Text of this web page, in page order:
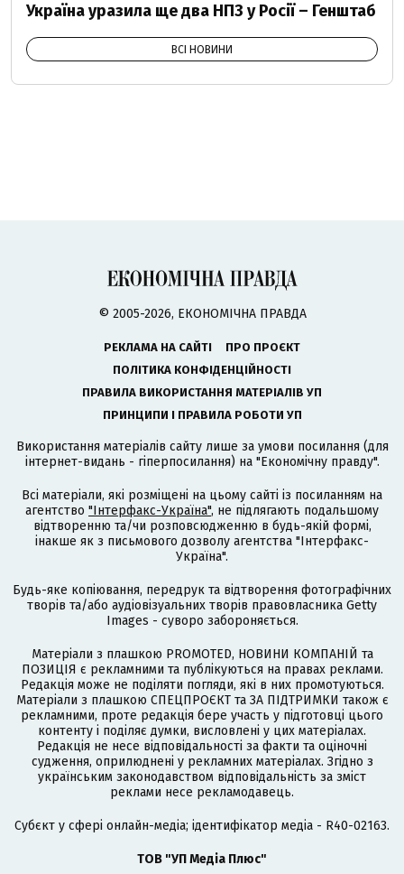
Україна уразила ще два НПЗ у Росії – Генштаб
ВСІ НОВИНИ
© 2005-2026, ЕКОНОМІЧНА ПРАВДА
РЕКЛАМА НА САЙТІ
ПРО ПРОЄКТ
ПОЛІТИКА КОНФІДЕНЦІЙНОСТІ
ПРАВИЛА ВИКОРИСТАННЯ МАТЕРІАЛІВ УП
ПРИНЦИПИ І ПРАВИЛА РОБОТИ УП
Використання матеріалів сайту лише за умови посилання (для
інтернет-видань - гіперпосилання) на "Економічну правду".
Всі матеріали, які розміщені на цьому сайті із посиланням на
агентство "Інтерфакс-Україна", не підлягають подальшому
відтворенню та/чи розповсюдженню в будь-якій формі,
інакше як з письмового дозволу агентства "Інтерфакс-
Україна".
Будь-яке копіювання, передрук та відтворення фотографічних
творів та/або аудіовізуальних творів правовласника Getty
Images - суворо забороняється.
Матеріали з плашкою PROMOTED, НОВИНИ КОМПАНІЙ та
ПОЗИЦІЯ є рекламними та публікуються на правах реклами.
Редакція може не поділяти погляди, які в них промотуються.
Матеріали з плашкою СПЕЦПРОЄКТ та ЗА ПІДТРИМКИ також є
рекламними, проте редакція бере участь у підготовці цього
контенту і поділяє думки, висловлені у цих матеріалах.
Редакція не несе відповідальності за факти та оціночні
судження, оприлюднені у рекламних матеріалах. Згідно з
українським законодавством відповідальність за зміст
реклами несе рекламодавець.
Cубєкт у сфері онлайн-медіа; ідентифікатор медіа - R40-02163.
ТОВ "УП Медіа Плюс"